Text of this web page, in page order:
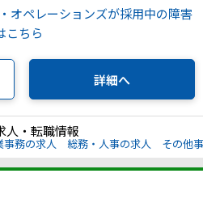
オペレーションズが採用中の障害
こちら
詳細へ
人・転職情報
務の求人 総務・人事の求人 その他